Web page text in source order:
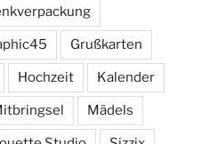
Grußkarten
Hochzeit Kalender
Mädels